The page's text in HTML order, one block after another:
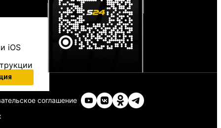
iOS
соглашение